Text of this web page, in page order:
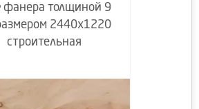
толщиной 9
2440х1220
строительная